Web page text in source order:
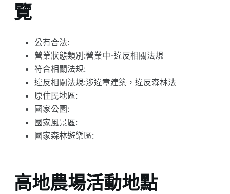
覽
公有合法:
營業狀態類別:營業中-違反相關法規
符合相關法規:
違反相關法規:涉違章建築，違反森林法
原住民地區:
國家公園:
國家風景區:
國家森林遊樂區:
高地農場活動地點